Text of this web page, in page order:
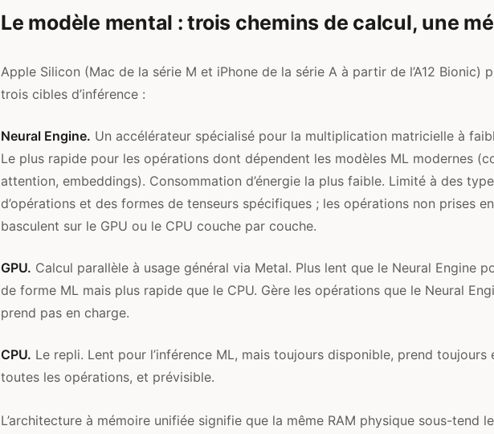
Le modèle mental : trois chemins de calcul, une
Apple Silicon (Mac de la série M et iPhone de la série A à partir de l’A12 Bionic)
trois cibles d’inférence :
Neural Engine. Un accélérateur spécialisé pour la multiplication matricielle à
Le plus rapide pour les opérations dont dépendent les modèles ML modernes
attention, embeddings). Consommation d’énergie la plus faible. Limité à des
d’opérations et des formes de tenseurs spécifiques ; les opérations non prises
basculent sur le GPU ou le CPU couche par couche.
GPU. Calcul parallèle à usage général via Metal. Plus lent que le Neural Engine
de forme ML mais plus rapide que le CPU. Gère les opérations que le Neural
prend pas en charge.
CPU. Le repli. Lent pour l’inférence ML, mais toujours disponible, prend toujours
toutes les opérations, et prévisible.
L’architecture à mémoire unifiée signifie que la même RAM physique sous-tend